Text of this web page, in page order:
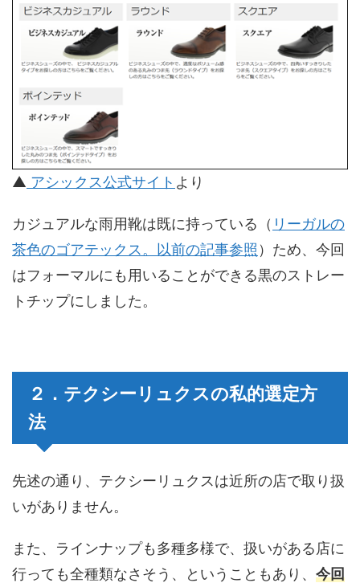
▲ アシックス公式サイト より
カジュアルな雨用靴は既に持っている（ リーガルの
茶色のゴアテックス。以前の記事参照 ）ため、今回
はフォーマルにも用いることができる黒のストレー
トチップにしました。
２．テクシーリュクスの私的選定方
法
先述の通り、テクシーリュクスは近所の店で取り扱
いがありません。
また、ラインナップも多種多様で、扱いがある店に
行っても全種類なさそう、ということもあり、 今回